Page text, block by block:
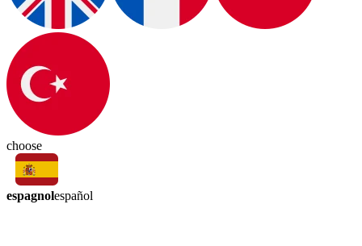
choose
espagnolespañol